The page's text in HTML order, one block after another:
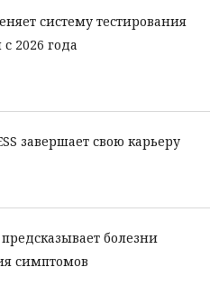
систему тестирования
2026 года
завершает свою карьеру
болезни
симптомов